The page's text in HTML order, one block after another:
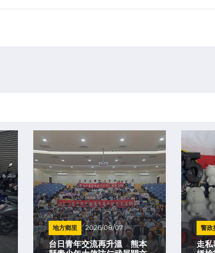
地方鄉里 2026/08/07
台日青年交流再升溫 熊本
警政
走